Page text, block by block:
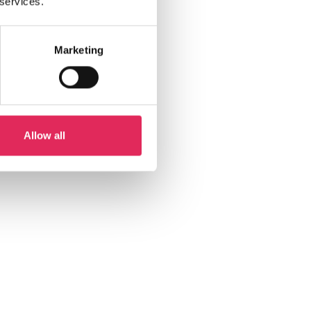
Marketing
Allow all